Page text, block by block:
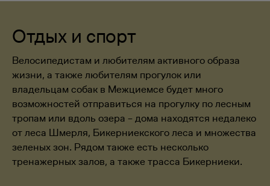
Отдых и спорт
Велосипедистам и любителям активного образа
жизни, а также любителям прогулок или
владельцам собак в Межциемсе будет много
возможностей отправиться на прогулку по лесным
тропам или вдоль озера – дома находятся недалеко
от леса Шмерля, Бикерниекского леса и множества
зеленых зон. Рядом также есть несколько
тренажерных залов, а также трасса Бикерниеки.